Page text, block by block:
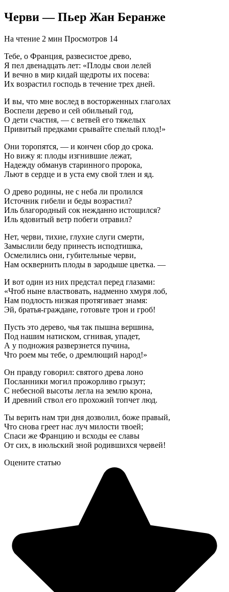
Черви — Пьер Жан Беранже
На чтение 2 мин Просмотров 14
Тебе, о Франция, развесистое древо,
Я пел двенадцать лет: «Плоды свои лелей
И вечно в мир кидай щедроты их посева:
Их возрастил господь в течение трех дней.
И вы, что мне вослед в восторженных глаголах
Воспели дерево и сей обильный год,
О дети счастия, — с ветвей его тяжелых
Привитый предками срывайте спелый плод!»
Они торопятся, — и кончен сбор до срока.
Но вижу я: плоды изгнившие лежат,
Надежду обманув старинного пророка,
Льют в сердце и в уста ему свой тлен и яд.
О древо родины, не с неба ли пролился
Источник гибели и беды возрастил?
Иль благородный сок нежданно истощился?
Иль ядовитый ветр побеги отравил?
Нет, черви, тихие, глухие слуги смерти,
Замыслили беду принесть исподтишка,
Осмелились они, губительные черви,
Нам осквернить плоды в зародыше цветка. —
И вот один из них предстал перед глазами:
«Чтоб ныне властвовать, надменно хмуря лоб,
Нам подлость низкая протягивает знамя:
Эй, братья-граждане, готовьте трон и гроб!
Пусть это дерево, чья так пышна вершина,
Под нашим натиском, сгнивая, упадет,
А у подножия разверзнется пучина,
Что роем мы тебе, о дремлющий народ!»
Он правду говорил: святого древа лоно
Посланники могил прожорливо грызут;
С небесной высоты легла на землю крона,
И древний ствол его прохожий топчет люд.
Ты верить нам три дня дозволил, боже правый,
Что снова греет нас луч милости твоей;
Спаси же Францию и всходы ее славы
От сих, в июльский зной родившихся червей!
Оцените статью